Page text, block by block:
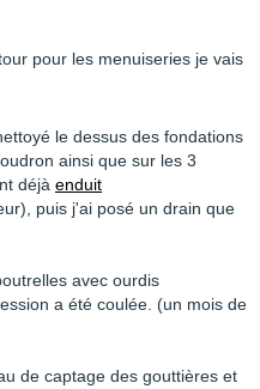
pour les menuiseries je vais
le dessus des fondations
ainsi que sur les 3
déjà enduit
puis j'ai posé un drain que
avec ourdis
a été coulée. (un mois de
de captage des gouttières et